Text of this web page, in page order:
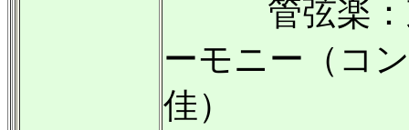
管弦楽：東
ーモニー（コ
佳）